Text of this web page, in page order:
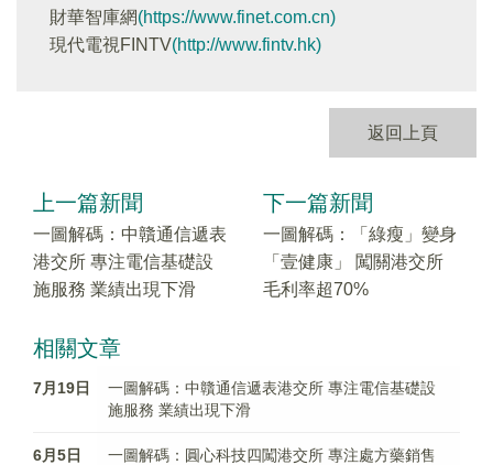
財華智庫網(https://www.finet.com.cn)
現代電視FINTV(http://www.fintv.hk)
返回上頁
上一篇新聞
一圖解碼：中贛通信遞表
港交所 專注電信基礎設
施服務 業績出現下滑
下一篇新聞
一圖解碼：「綠瘦」變身
「壹健康」 闖關港交所
毛利率超70%
相關文章
7月19日
一圖解碼：中贛通信遞表港交所 專注電信基礎設
施服務 業績出現下滑
6月5日
一圖解碼：圓心科技四闖港交所 專注處方藥銷售